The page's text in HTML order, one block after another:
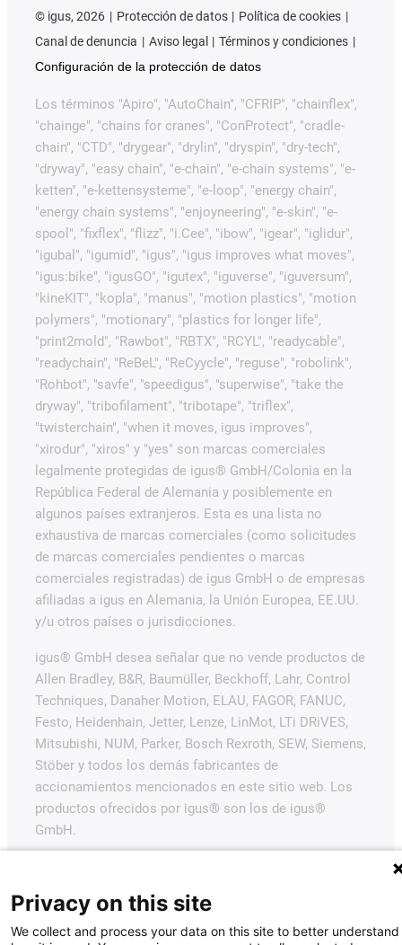
© igus, 2026 Protección de datos
Política de cookies
Canal de denuncia
Aviso legal
Términos y condiciones
Configuración de la protección de datos
Los términos "Apiro", "AutoChain", "CFRIP", "chainflex",
"chainge", "chains for cranes", "ConProtect", "cradle-
chain", "CTD", "drygear", "drylin", "dryspin", "dry-tech",
"dryway", "easy chain", "e-chain", "e-chain systems", "e-
ketten", "e-kettensysteme", "e-loop", "energy chain",
"energy chain systems", "enjoyneering", "e-skin", "e-
spool", "fixflex", "flizz", "i.Cee", "ibow", "igear", "iglidur",
"igubal", "igumid", "igus", "igus improves what moves",
"igus:bike", "igusGO", "igutex", "iguverse", "iguversum",
"kineKIT", "kopla", "manus", "motion plastics", "motion
polymers", "motionary", "plastics for longer life",
"print2mold", "Rawbot", "RBTX", "RCYL", "readycable",
"readychain", "ReBeL", "ReCyycle", "reguse", "robolink",
"Rohbot", "savfe", "speedigus", "superwise", "take the
dryway", "tribofilament", "tribotape", "triflex",
"twisterchain", "when it moves, igus improves",
"xirodur", "xiros" y "yes" son marcas comerciales
legalmente protegidas de igus® GmbH/Colonia en la
República Federal de Alemania y posiblemente en
algunos países extranjeros. Esta es una lista no
exhaustiva de marcas comerciales (como solicitudes
de marcas comerciales pendientes o marcas
comerciales registradas) de igus GmbH o de empresas
afiliadas a igus en Alemania, la Unión Europea, EE.UU.
y/u otros países o jurisdicciones.
igus® GmbH desea señalar que no vende productos de
Allen Bradley, B&R, Baumüller, Beckhoff, Lahr, Control
Techniques, Danaher Motion, ELAU, FAGOR, FANUC,
Festo, Heidenhain, Jetter, Lenze, LinMot, LTi DRiVES,
Mitsubishi, NUM, Parker, Bosch Rexroth, SEW, Siemens,
Stöber y todos los demás fabricantes de
accionamientos mencionados en este sitio web. Los
productos ofrecidos por igus® son los de igus®
GmbH.
Privacy on this site
We collect and process your data on this site to better understand